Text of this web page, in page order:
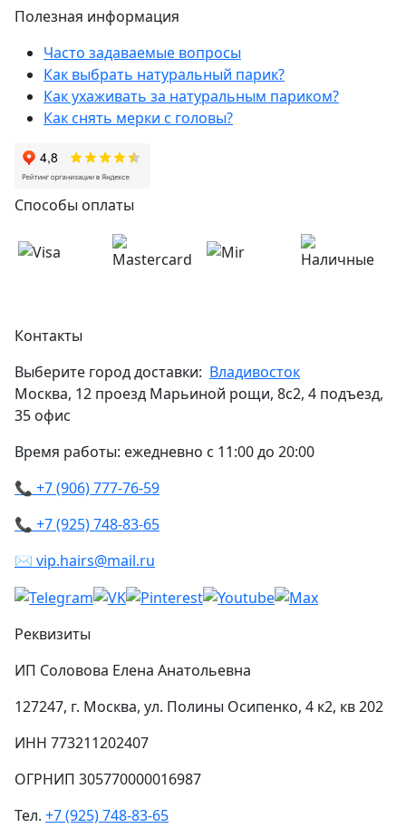
Полезная информация
Часто задаваемые вопросы
Как выбрать натуральный парик?
Как ухаживать за натуральным париком?
Как снять мерки с головы?
Способы оплаты
Контакты
Выберите город доставки: Владивосток
Москва, 12 проезд Марьиной рощи, 8с2, 4 подъезд,
35 офис
Время работы: ежедневно с 11:00 до 20:00
📞 +7 (906) 777-76-59
📞 +7 (925) 748-83-65
✉ vip.hairs@mail.ru
Реквизиты
ИП Соловова Елена Анатольевна
127247, г. Москва, ул. Полины Осипенко, 4 к2, кв 202
ИНН 773211202407
ОГРНИП 305770000016987
Тел. +7 (925) 748-83-65